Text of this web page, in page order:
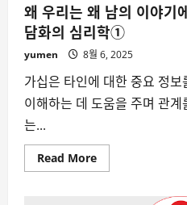
왜 우리는 왜 남의 이야기
담화의 심리학①
yumen 8월 6, 2025
가십은 타인에 대한 중요 정
이해하는 데 도움을 주며 관
는...
Read MoreRead
more